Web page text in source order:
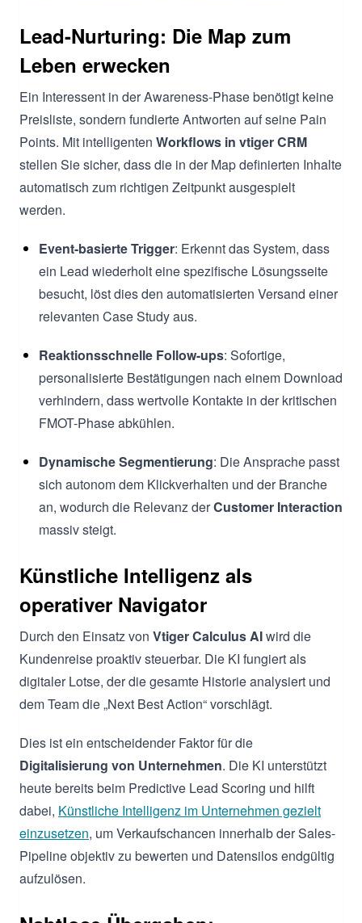
Lead-Nurturing: Die Map zum
Leben erwecken
Ein Interessent in der Awareness-Phase benötigt keine
Preisliste, sondern fundierte Antworten auf seine Pain
Points. Mit intelligenten Workflows in vtiger CRM
stellen Sie sicher, dass die in der Map definierten Inhalte
automatisch zum richtigen Zeitpunkt ausgespielt
werden.
Event-basierte Trigger: Erkennt das System, dass
ein Lead wiederholt eine spezifische Lösungsseite
besucht, löst dies den automatisierten Versand einer
relevanten Case Study aus.
Reaktionsschnelle Follow-ups: Sofortige,
personalisierte Bestätigungen nach einem Download
verhindern, dass wertvolle Kontakte in der kritischen
FMOT-Phase abkühlen.
Dynamische Segmentierung: Die Ansprache passt
sich autonom dem Klickverhalten und der Branche
an, wodurch die Relevanz derCustomer Interaction
massiv steigt.
Künstliche Intelligenz als
operativer Navigator
Durch den Einsatz von Vtiger Calculus AIwird die
Kundenreise proaktiv steuerbar. Die KI fungiert als
digitaler Lotse, der die gesamte Historie analysiert und
dem Team die „Next Best Action“ vorschlägt.
Dies ist ein entscheidender Faktor für die
Digitalisierung von Unternehmen. Die KI unterstützt
heute bereits beim Predictive Lead Scoring und hilft
dabei, Künstliche Intelligenz im Unternehmen gezielt
einzusetzen, um Verkaufschancen innerhalb der Sales-
Pipeline objektiv zu bewerten und Datensilos endgültig
aufzulösen.